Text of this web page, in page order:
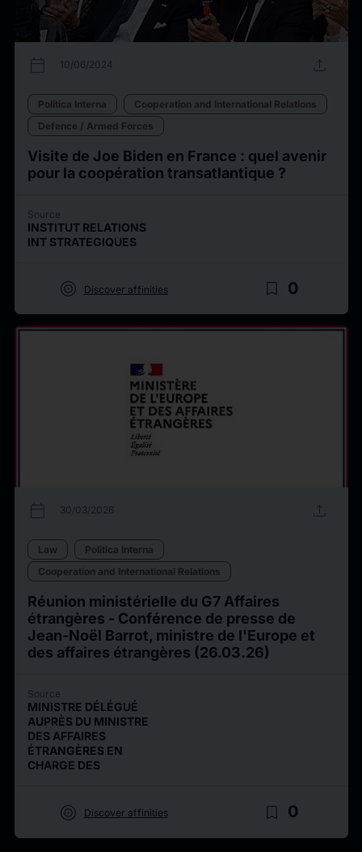
calendar_today 10/06/2024 upload
Politica Interna
Cooperation and International Relations
Defence / Armed Forces
Visite de Joe Biden en France : quel avenir
pour la coopération transatlantique ?
Source
INSTITUT RELATIONS
INT STRATEGIQUES
target Discover affinities bookmark_border 0
calendar_today 30/03/2026 upload
Law
Politica Interna
Cooperation and International Relations
Réunion ministérielle du G7 Affaires
étrangères - Conférence de presse de
Jean-Noël Barrot, ministre de l'Europe et
des affaires étrangères (26.03.26)
Source
MINISTRE DÉLÉGUÉ
AUPRÈS DU MINISTRE
DES AFFAIRES
ÉTRANGÈRES EN
CHARGE DES
target Discover affinities bookmark_border 0